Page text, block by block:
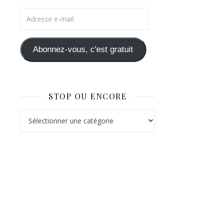
Abonnez-vous, c'est gratuit
STOP OU ENCORE